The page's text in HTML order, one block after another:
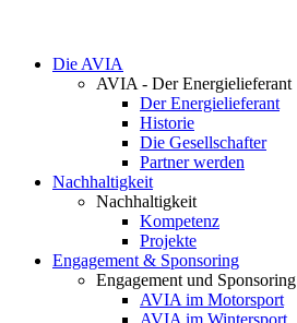
Die AVIA
AVIA - Der Energielieferant
Der Energielieferant
Historie
Die Gesellschafter
Partner werden
Nachhaltigkeit
Nachhaltigkeit
Kompetenz
Projekte
Engagement & Sponsoring
Engagement und Sponsoring
AVIA im Motorsport
AVIA im Wintersport